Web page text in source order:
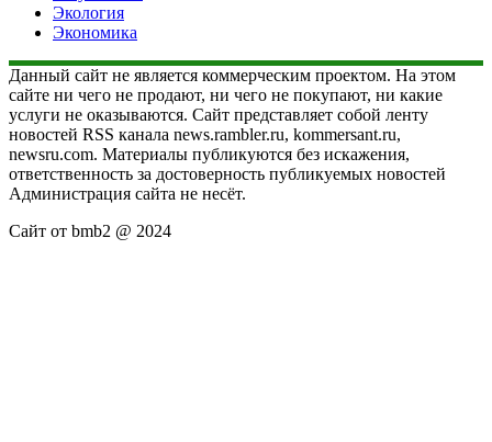
Экология
Экономика
Данный сайт не является коммерческим проектом. На этом
сайте ни чего не продают, ни чего не покупают, ни какие
услуги не оказываются. Сайт представляет собой ленту
новостей RSS канала news.rambler.ru, kommersant.ru,
newsru.com. Материалы публикуются без искажения,
ответственность за достоверность публикуемых новостей
Администрация сайта не несёт.
Сайт от bmb2 @ 2024